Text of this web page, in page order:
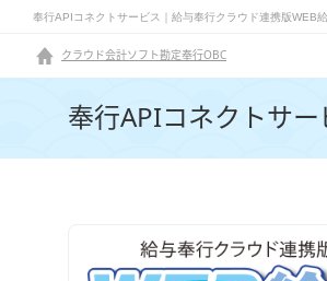
奉行APIコネクトサービス｜給与奉行クラウド連携版WEB給
クラウド会計ソフト勘定奉行OBC
奉行APIコネクトサー